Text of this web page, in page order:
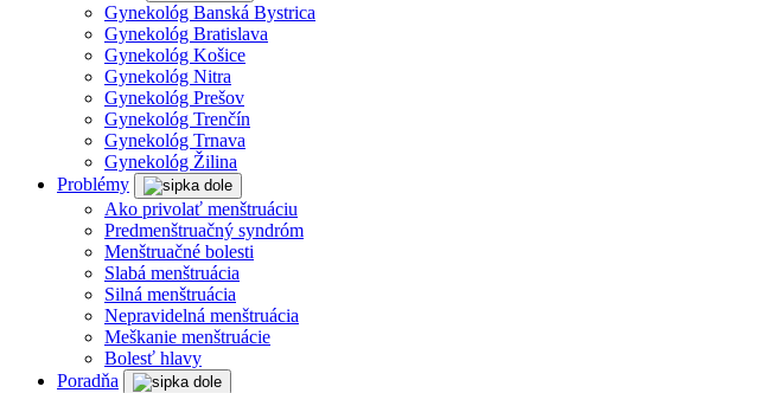
Gynekológ Banská Bystrica
Gynekológ Bratislava
Gynekológ Košice
Gynekológ Nitra
Gynekológ Prešov
Gynekológ Trenčín
Gynekológ Trnava
Gynekológ Žilina
Problémy
Ako privolať menštruáciu
Predmenštruačný syndróm
Menštruačné bolesti
Slabá menštruácia
Silná menštruácia
Nepravidelná menštruácia
Meškanie menštruácie
Bolesť hlavy
Poradňa